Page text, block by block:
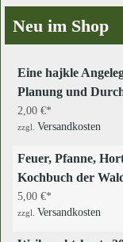
Neu im Shop
Eine hajkle
Planung und
2,00 €
zzgl. Versandkosten
Feuer, Pfanne,
Kochbuch der
5,00 €
zzgl. Versandkosten